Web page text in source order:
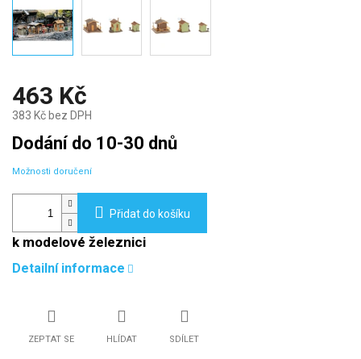
463 Kč
383 Kč bez DPH
Měrná
cena:
Dodání do 10-30 dnů
Možnosti doručení
Přidat do košíku
k modelové železnici
Detailní informace
ZEPTAT SE HLÍDAT SDÍLET